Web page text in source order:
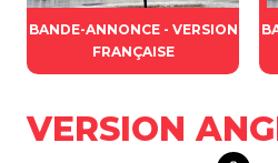
BANDE-ANNONCE - VERSION
FRANÇAISE
VERSION